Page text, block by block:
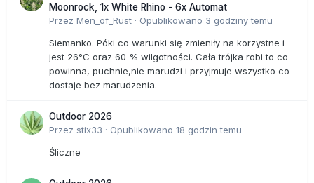
Moonrock, 1x White Rhino - 6x Automat
Przez Men_of_Rust · Opublikowano 3 godziny temu
Siemanko. Póki co warunki się zmieniły na korzystne i
jest 26°C oraz 60 % wilgotności. Cała trójka robi to co
powinna, puchnie,nie marudzi i przyjmuje wszystko co
dostaje bez marudzenia.
Outdoor 2026
Przez stix33 · Opublikowano 18 godzin temu
Śliczne